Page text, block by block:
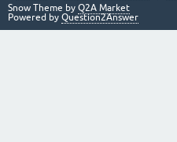
Snow Theme by Q2A Market
Powered by Question2Answer